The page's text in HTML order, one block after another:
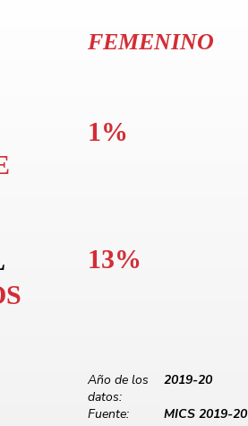
FEMENINO
1%
13%
Año de los
datos:
2019-20
Fuente:
MICS 2019-20